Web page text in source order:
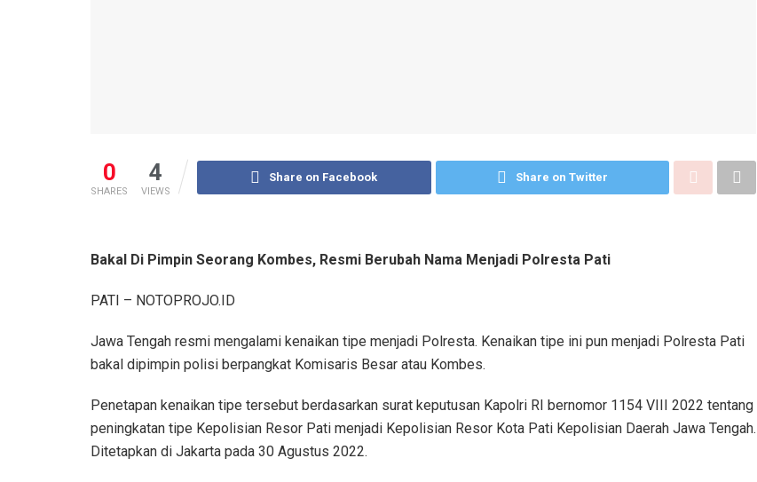
0
SHARES
4
VIEWS
Share on Facebook Share on Twitter
Bakal Di Pimpin Seorang Kombes, Resmi Berubah Nama Menjadi Polresta Pati
PATI – NOTOPROJO.ID
Jawa Tengah resmi mengalami kenaikan tipe menjadi Polresta. Kenaikan tipe ini pun menjadi Polresta Pati
bakal dipimpin polisi berpangkat Komisaris Besar atau Kombes.
Penetapan kenaikan tipe tersebut berdasarkan surat keputusan Kapolri RI bernomor 1154 VIII 2022 tentang
peningkatan tipe Kepolisian Resor Pati menjadi Kepolisian Resor Kota Pati Kepolisian Daerah Jawa Tengah.
Ditetapkan di Jakarta pada 30 Agustus 2022.